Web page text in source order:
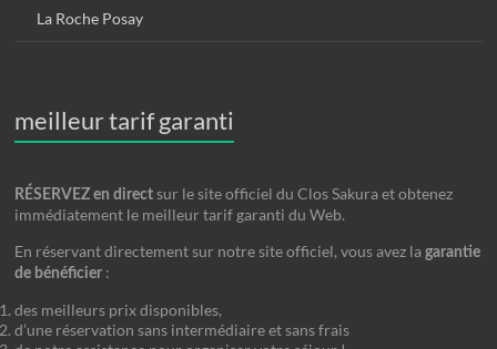
La Roche Posay
meilleur tarif garanti
RÉSERVEZ en direct sur le site officiel du Clos Sakura et obtenez
immédiatement le meilleur tarif garanti du Web.
En réservant directement sur notre site officiel, vous avez lagarantie
de bénéficier :
des meilleurs prix disponibles,
d’une réservation sans intermédiaire et sans frais